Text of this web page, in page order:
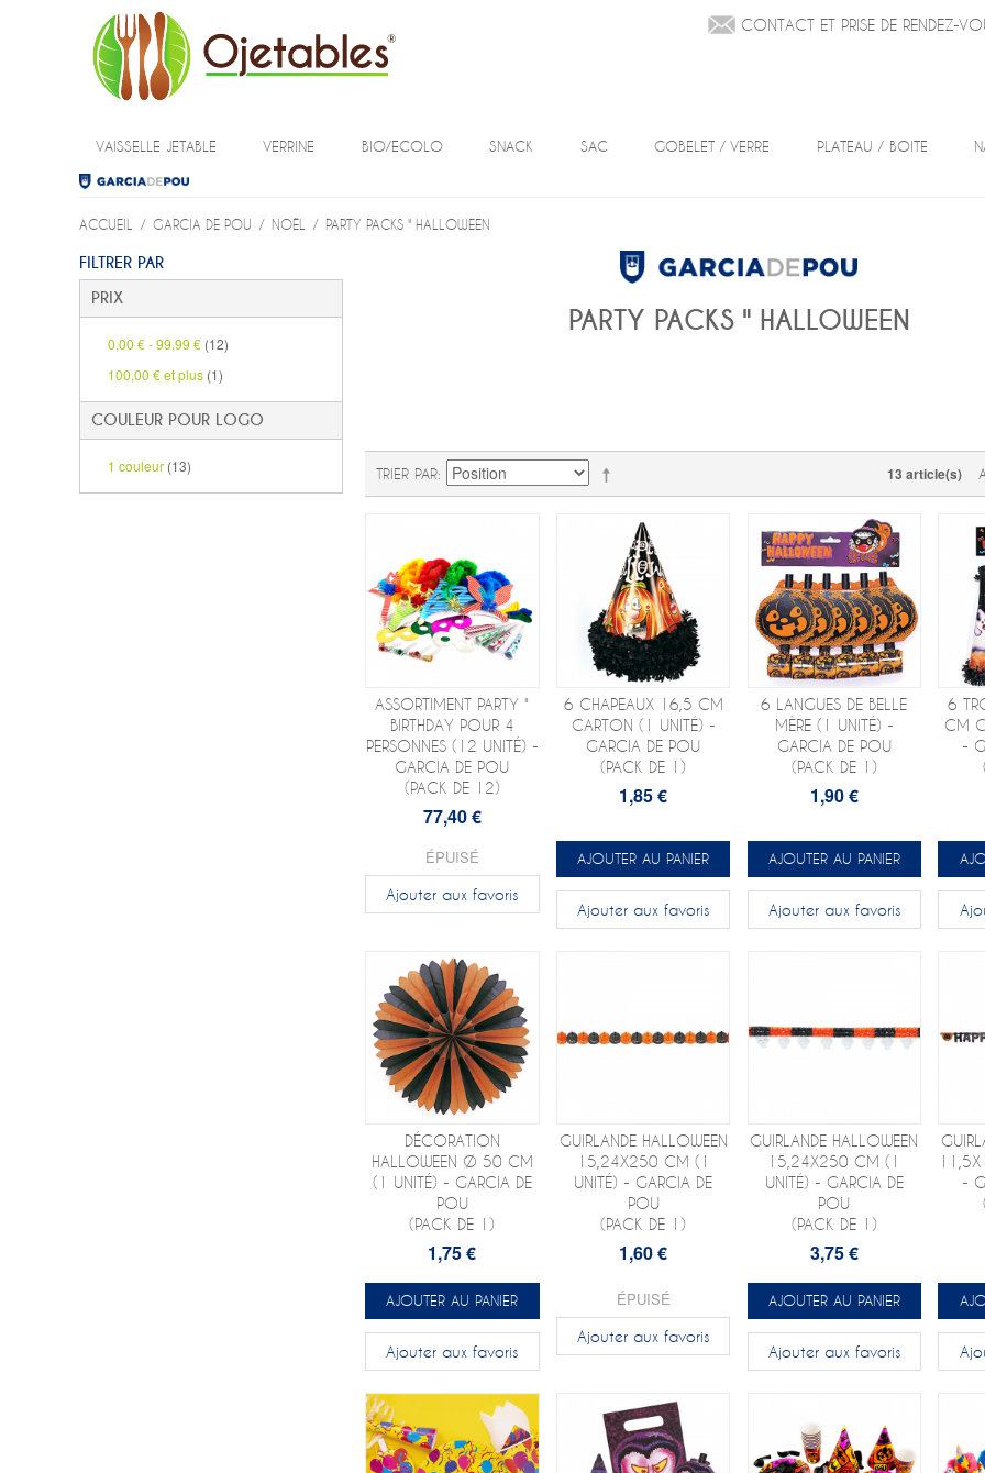
CONTACT ET PRISE DE RENDEZ-
VAISSELLE JETABLE VERRINE BIO/ECOLO SNACK SAC GOBELET / VERRE PLATEAU / BOITE
ACCUEIL / GARCIA DE POU / NOËL / PARTY PACKS " HALLOWEEN
FILTRER PAR
PRIX
0,00 €-99,99 € (12)
100,00 €et plus (1)
COULEUR POUR LOGO
1 couleur (13)
PARTY PACKS " HALLOWEEN
TRIER PAR 13 article(s)
ASSORTIMENT PARTY "
BIRTHDAY POUR 4
PERSONNES (12 UNITÉ) -
GARCIA DE POU
(PACK DE 12)
77,40 €
ÉPUISÉ
Ajouter aux favoris
6 CHAPEAUX 16,5 CM
CARTON (1 UNITÉ) -
GARCIA DE POU
(PACK DE 1)
1,85 €
AJOUTER AU PANIER
Ajouter aux favoris
6 LANGUES DE BELLE
MÈRE (1 UNITÉ) -
GARCIA DE POU
(PACK DE 1)
1,90 €
AJOUTER AU PANIER
Ajouter aux favoris
6
CM
-
DÉCORATION
HALLOWEEN Ø 50 CM
(1 UNITÉ) - GARCIA DE
POU
(PACK DE 1)
1,75 €
AJOUTER AU PANIER
Ajouter aux favoris
GUIRLANDE HALLOWEEN
15,24X250 CM (1
UNITÉ) - GARCIA DE
POU
(PACK DE 1)
1,60 €
ÉPUISÉ
Ajouter aux favoris
GUIRLANDE HALLOWEEN
15,24X250 CM (1
UNITÉ) - GARCIA DE
POU
(PACK DE 1)
3,75 €
AJOUTER AU PANIER
Ajouter aux favoris
-